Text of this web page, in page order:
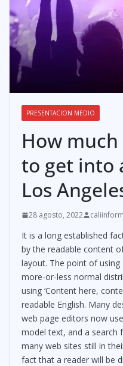
PRESENTACION MEDIO
How
to get into
Los
28 agosto, 2022
It is a long established
by the readable content
layout. The point of
more-or-less normal
using ‘Content here,
readable English. Many
web page editors now
model text, and a search
many web sites still in
fact that a reader will be